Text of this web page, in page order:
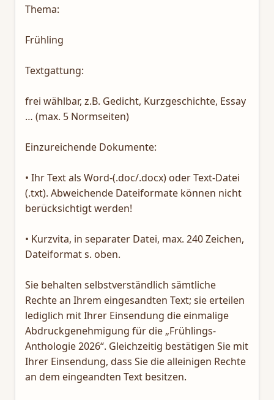
Thema:
Frühling
Textgattung:
frei wählbar, z.B. Gedicht, Kurzgeschichte, Essay
… (max. 5 Normseiten)
Einzureichende Dokumente:
• Ihr Text als Word-(.doc/.docx) oder Text-Datei
(.txt). Abweichende Dateiformate können nicht
berücksichtigt werden!
• Kurzvita, in separater Datei, max. 240 Zeichen,
Dateiformat s. oben.
Sie behalten selbstverständlich sämtliche
Rechte an Ihrem eingesandten Text; sie erteilen
lediglich mit Ihrer Einsendung die einmalige
Abdruckgenehmigung für die „Frühlings-
Anthologie 2026“. Gleichzeitig bestätigen Sie mit
Ihrer Einsendung, dass Sie die alleinigen Rechte
an dem eingeandten Text besitzen.